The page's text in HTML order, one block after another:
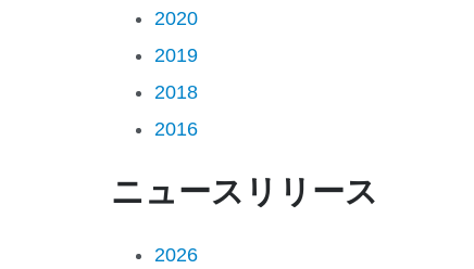
2020
2019
2018
2016
ニュースリリース
2026